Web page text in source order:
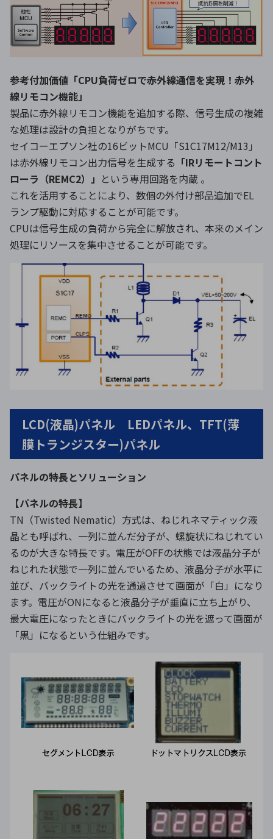
参考付加価値「CPU負荷ゼロで赤外線通信を実現！赤外
線リモコン機能」
製品に赤外線リモコン機能を追加する際、信号生成の複雑
な処理は設計の負担となりがちです。
セイコーエプソン社の16ビットMCU「S1C17M12/M13」
は赤外線リモコン出力信号を生成する 「IRリモートコント
ローラ（REMC2）」 という専用回路を内蔵 。
これを活用することにより、数個の外付け部品追加でEL
ランプ駆動に対応することが可能です。
CPUは信号生成の負荷から完全に解放され、本来のメイン
処理にリソースを集中させることが可能です。
LCD(液晶)パネル LEDパネル、TFT(薄
膜トランジスター)パネル
パネルの特長とソリューション
【パネルの特長】
TN（Twisted Nematic）方式は、ねじれネマティック液
晶とも呼ばれ、一列に並んだ分子が、螺旋状にねじれてい
るのが大きな特長です。電圧がOFFの状態では液晶分子が
ねじれた状態で一列に並んでいるため、液晶分子が水平に
並び、バックライトの光を通過させて画面が「白」になり
ます。電圧がONになると液晶分子が垂直に立ち上がり、
最大電圧になったときにバックライトの光を遮って画面が
「黒」になるという仕組みです。